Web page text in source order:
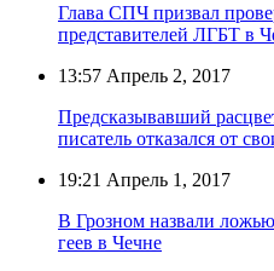
Глава СПЧ призвал
представителей ЛГБТ в
13:57 Апрель 2, 2017
Предсказывавший
писатель отказался от
19:21 Апрель 1, 2017
В Грозном назвали
геев в Чечне